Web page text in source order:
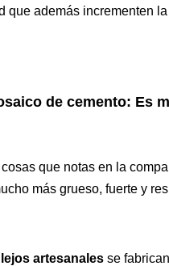
que además incrementen
de cemento: Es
que notas en la
más grueso, fuerte y
artesanales se